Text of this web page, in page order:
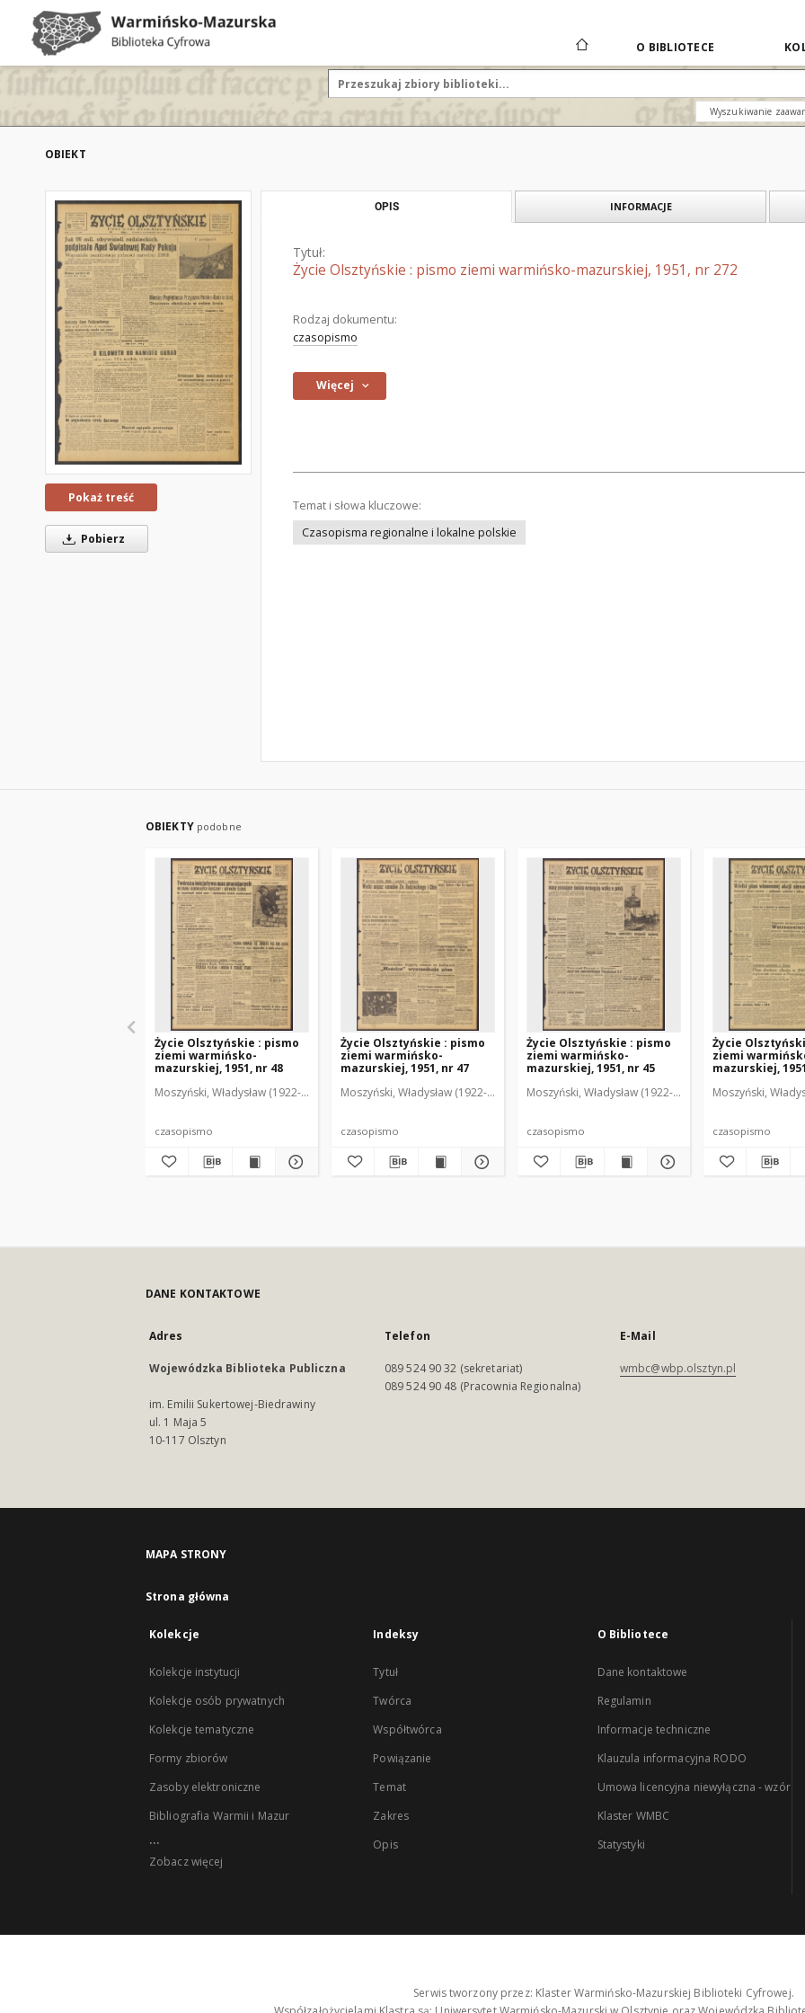
O BIBLIOTECE
Wyszukiwanie
OBIEKT
Pokaż treść
Pobierz
OPIS INFORMACJE
Tytuł:
Życie Olsztyńskie : pismo ziemi warmińsko-mazurskiej, 1951, nr 272
Rodzaj dokumentu:
czasopismo
Więcej
Temat i słowa kluczowe:
Czasopisma regionalne i lokalne polskie
OBIEKTY podobne
Życie Olsztyńskie : pismo
ziemi warmińsko-
mazurskiej, 1951, nr 48
Moszyński, Władysław (1922-2001). Red. Mroczkowski, Włodzimierz (1902-1971). Red. Osiecki, Andrzej. Red.
czasopismo
Życie Olsztyńskie : pismo
ziemi warmińsko-
mazurskiej, 1951, nr 47
Moszyński, Władysław (1922-2001). Red. Mroczkowski, Włodzimierz (1902-1971). Red.
czasopismo
Życie Olsztyńskie : pismo
ziemi warmińsko-
mazurskiej, 1951, nr 45
Moszyński, Władysław (1922-2001). Red. Mroczkowski,
czasopismo
Życie
ziemi
mazurskiej,
Moszyński,
czasopismo
DANE KONTAKTOWE
Adres
Wojewódzka Biblioteka Publiczna
im. Emilii Sukertowej-Biedrawiny
ul. 1 Maja 5
10-117 Olsztyn
Telefon
089 524 90 32 (sekretariat)
089 524 90 48 (Pracownia Regionalna)
E-Mail
wmbc@wbp.olsztyn.pl
MAPA STRONY
Strona główna
Kolekcje
Kolekcje instytucji
Kolekcje osób prywatnych
Kolekcje tematyczne
Formy zbiorów
Zasoby elektroniczne
Bibliografia Warmii i Mazur
...
Zobacz więcej
Indeksy
Tytuł
Twórca
Współtwórca
Powiązanie
Temat
Zakres
Opis
O Bibliotece
Dane kontaktowe
Regulamin
Informacje techniczne
Klauzula informacyjna RODO
Umowa licencyjna niewyłączna - wzór
Klaster WMBC
Statystyki
Serwis tworzony przez: Klaster Warmińsko-Mazurskiej Biblioteki Cyfrowej.